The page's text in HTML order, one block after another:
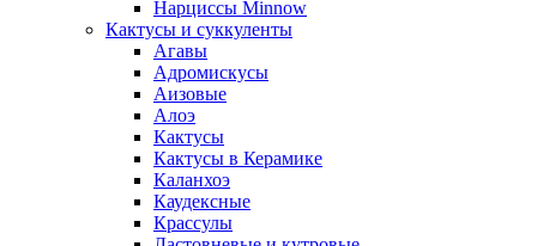
Нарциссы Minnow
Кактусы и суккуленты
Агавы
Адромискусы
Аизовые
Алоэ
Кактусы
Кактусы в Керамике
Каланхоэ
Каудексные
Крассулы